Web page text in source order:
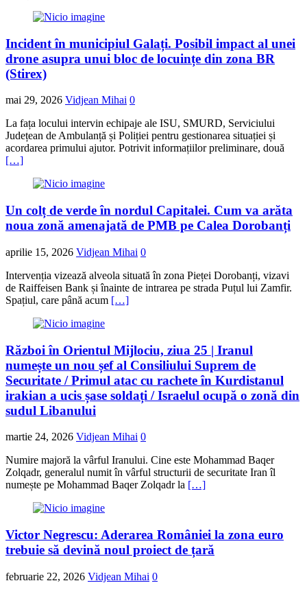
Incident în municipiul Galați. Posibil impact al unei
drone asupra unui bloc de locuințe din zona BR
(Stirex)
mai 29, 2026 Vidjean Mihai 0
La fața locului intervin echipaje ale ISU, SMURD, Serviciului
Județean de Ambulanță și Poliției pentru gestionarea situației și
acordarea primului ajutor. Potrivit informațiilor preliminare, două
[…]
Un colț de verde în nordul Capitalei. Cum va arăta
noua zonă amenajată de PMB pe Calea Dorobanți
aprilie 15, 2026 Vidjean Mihai 0
Intervenția vizează alveola situată în zona Pieței Dorobanți, vizavi
de Raiffeisen Bank și înainte de intrarea pe strada Puțul lui Zamfir.
Spațiul, care până acum […]
Război în Orientul Mijlociu, ziua 25 | Iranul
numește un nou șef al Consiliului Suprem de
Securitate / Primul atac cu rachete în Kurdistanul
irakian a ucis șase soldați / Israelul ocupă o zonă din
sudul Libanului
martie 24, 2026 Vidjean Mihai 0
Numire majoră la vârful Iranului. Cine este Mohammad Baqer
Zolqadr, generalul numit în vârful structurii de securitate Iran îl
numește pe Mohammad Baqer Zolqadr la […]
Victor Negrescu: Aderarea României la zona euro
trebuie să devină noul proiect de țară
februarie 22, 2026 Vidjean Mihai 0